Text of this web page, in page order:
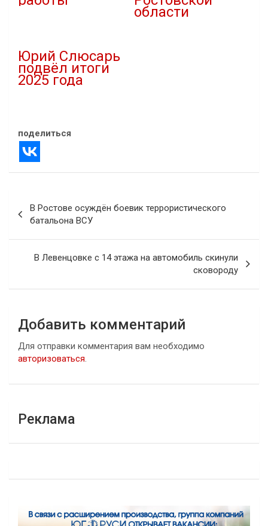
области
Юрий Слюсарь
подвёл итоги
2025 года
поделиться
по
записям
В Ростове осуждён боевик террористического
батальона ВСУ
В Левенцовке с 14 этажа на автомобиль скинули
сковороду
Добавить комментарий
Для отправки комментария вам необходимо
авторизоваться.
Реклама